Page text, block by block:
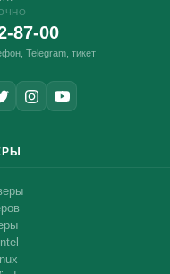
87-00
Telegram, тикет